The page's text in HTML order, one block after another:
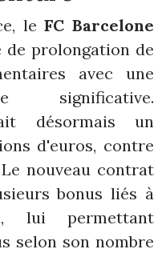
leFC Barcelone
prolongation de
avec une
significative.
désormais un
d'euros, contre
nouveau contrat
bonus liés à
lui permettant
selon son nombre